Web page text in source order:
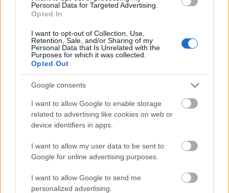
Personal Data for Targeted Advertising.
Opted In
I want to opt-out of Collection, Use,
Retention, Sale, and/or Sharing of my
Personal Data that Is Unrelated with the
Purposes for which it was collected.
Opted Out
Google consents
I want to allow Google to enable storage
related to advertising like cookies on web or
device identifiers in apps.
I want to allow my user data to be sent to
Google for online advertising purposes.
I want to allow Google to send me
personalized advertising.